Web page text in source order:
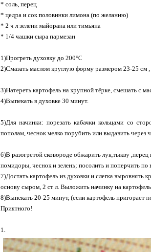
* соль, перец
* цедра и сок половинки лимона (по желанию)
* 2 ч л зелени майорана или тимьяна
* 1/4 чашки сыра пармезан
1)Прогреть духовку до 200°C
2)Смазать маслом круглую форму размером 23-25 см
3)Натереть картофель на крупной тёрке, смешать с
4)Выпекать в духовке 30 минут.
5)Для начинки: порезать кабачки кольцами со
пополам, чеснок мелко порубить или выдавить через
6)В разогретой сковороде обжарить лук,тыкву
помидоры, чеснок и зелень; посолить и поперчить по
7)Достать картофель из духовки и слегка выровнять
основу сыром, 2 ст л. Выложить начинку на
8)Выпекать 20-25 минут, (если картофель пригорает
Приятного!
1.